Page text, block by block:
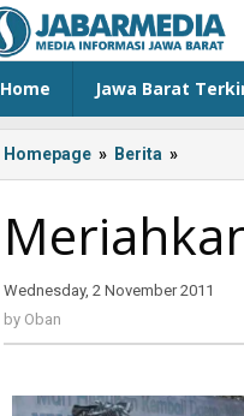
Home Jawa Barat
Homepage » Berita »
-:IN-
Tahun
Wednesday, 2 November 2011
by Oban